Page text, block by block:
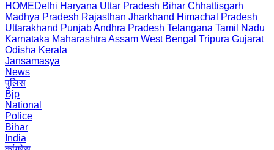
HOMEDelhi Haryana Uttar Pradesh Bihar Chhattisgarh
Madhya Pradesh Rajasthan Jharkhand Himachal Pradesh
Uttarakhand PunjabAndhra Pradesh Telangana Tamil Nadu
Karnataka Maharashtra Assam West Bengal Tripura Gujarat
Odisha Kerala
Jansamasya
News
पुलिस
Bjp
National
Police
Bihar
India